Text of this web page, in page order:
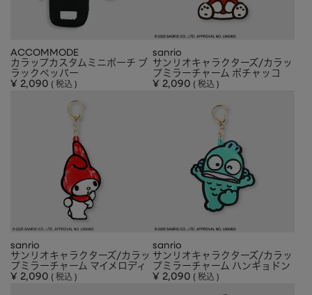
ACCOMMODE
カラップカスタムミニポーチ ブ
ラックペッパー
¥ 2,090 税込
sanrio
サンリオキャラクターズ/カラッ
プミラーチャーム ポチャッコ
¥ 2,090 税込
sanrio
サンリオキャラクターズ/カラッ
プミラーチャーム マイメロディ
¥ 2,090 税込
sanrio
サンリオキャラクターズ/カラッ
プミラーチャーム ハンギョドン
¥ 2,090 税込